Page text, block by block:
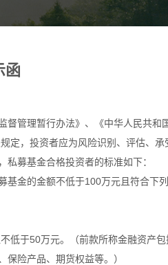
函
管理暂行办法》、《中华人民共和
定，投资者应为风险识别、评估、
募基金合格投资者的标准如下：
基金的金额不低于100万元且符合下
低于50万元。（前款所称金融资产
险产品、期货权益等。）
万葵分享 万葵活动
: 浏览次数：650